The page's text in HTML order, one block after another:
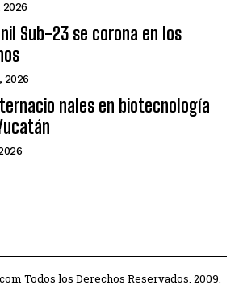
2026
Sub-23 se corona en los
2026
nales en biotecnología
Todos los Derechos Reservados. 2009.